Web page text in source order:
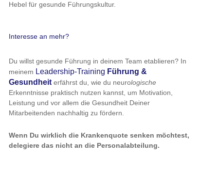
Hebel für gesunde Führungskultur.
Interesse an mehr?
Du willst gesunde Führung in deinem Team etablieren? In
meinem Leadership-Training Führung &
Gesundheiterfährst du, wie du neurologische
Erkenntnisse praktisch nutzen kannst, um Motivation,
Leistung und vor allem die Gesundheit Deiner
Mitarbeitenden nachhaltig zu fördern.
Wenn Du wirklich die Krankenquote senken möchtest,
delegiere das nicht an die Personalabteilung.